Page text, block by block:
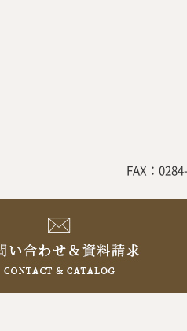
FAX：